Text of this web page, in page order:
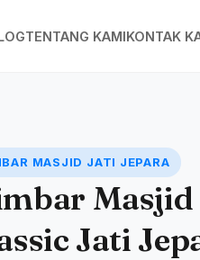
TENTANG KAMIKONTAK
MASJID JATI JEPARA
Jati